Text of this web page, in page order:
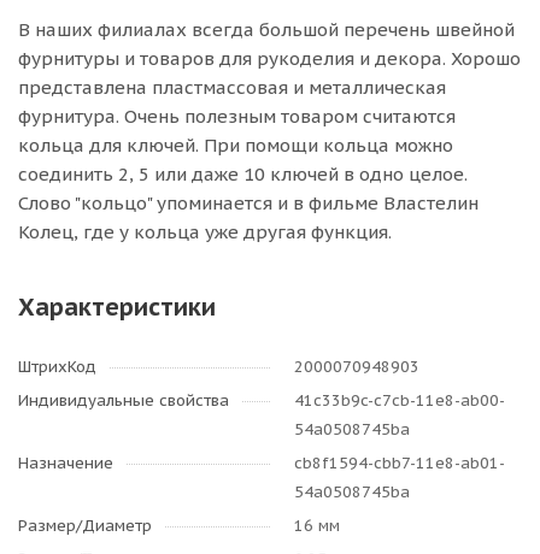
В наших филиалах всегда большой перечень швейной
фурнитуры и товаров для рукоделия и декора. Хорошо
представлена пластмассовая и металлическая
фурнитура. Очень полезным товаром считаются
кольца для ключей. При помощи кольца можно
соединить 2, 5 или даже 10 ключей в одно целое.
Слово "кольцо" упоминается и в фильме Властелин
Колец, где у кольца уже другая функция.
Характеристики
ШтрихКод
2000070948903
Индивидуальные свойства
41c33b9c-c7cb-11e8-ab00-
54a0508745ba
Назначение
cb8f1594-cbb7-11e8-ab01-
54a0508745ba
Размер/Диаметр
16 мм